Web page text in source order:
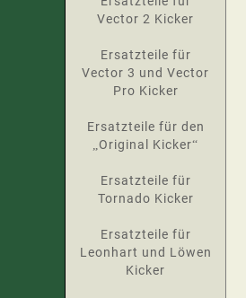
Vector 2 Kicker
Ersatzteile für
Vector 3 und Vector
Pro Kicker
Ersatzteile für den
„Original Kicker“
Ersatzteile für
Tornado Kicker
Ersatzteile für
Leonhart und Löwen
Kicker